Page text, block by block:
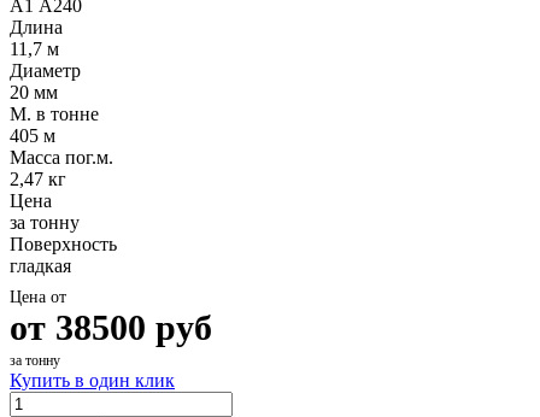
А1 А240
Длина
11,7 м
Диаметр
20 мм
М. в тонне
405 м
Масса пог.м.
2,47 кг
Цена
за тонну
Поверхность
гладкая
Цена от
от 38500 руб
за тонну
Купить в один клик